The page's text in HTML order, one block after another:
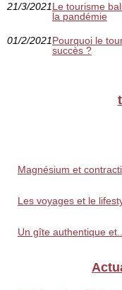
21/3/2021Le tourisme
la pandémie
01/2/2021Pourquoi le
succès ?
Magnésium et
Les voyages et le
Un gîte authentique